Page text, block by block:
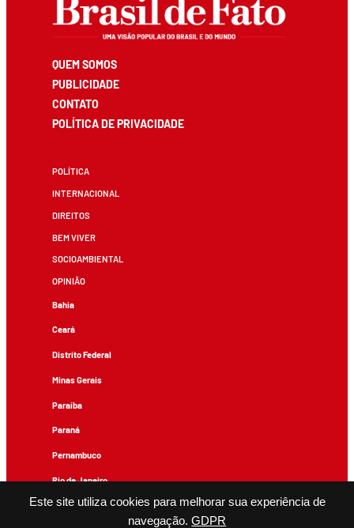
Este site utiliza cookies para melhorar sua experiência de
navegação. GDPR
QUEM SOMOS
PUBLICIDADE
CONTATO
POLÍTICA DE PRIVACIDADE
POLÍTICA
INTERNACIONAL
DIREITOS
BEM VIVER
SOCIOAMBIENTAL
OPINIÃO
Bahia
Ceará
Distrito Federal
Minas Gerais
Paraíba
Paraná
Pernambuco
Rio de Janeiro
Rio Grande do Sul